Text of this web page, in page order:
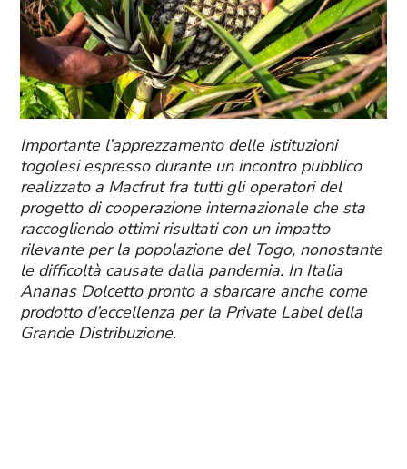
Importante l’apprezzamento delle istituzioni
togolesi espresso durante un incontro pubblico
realizzato a Macfrut fra tutti gli operatori del
progetto di cooperazione internazionale che sta
raccogliendo ottimi risultati con un impatto
rilevante per la popolazione del Togo, nonostante
le difficoltà causate dalla pandemia. In Italia
Ananas Dolcetto pronto a sbarcare anche come
prodotto d’eccellenza per la Private Label della
Grande Distribuzione.